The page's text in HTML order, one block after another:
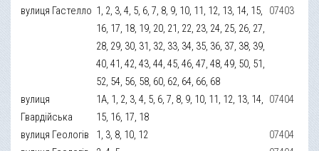
вулиця Гастелло 1, 2, 3, 4, 5, 6, 7, 8, 9, 10, 11, 12, 13, 14, 15,
16, 17, 18, 19, 20, 21, 22, 23, 24, 25, 26, 27,
28, 29, 30, 31, 32, 33, 34, 35, 36, 37, 38, 39,
40, 41, 42, 43, 44, 45, 46, 47, 48, 49, 50, 51,
52, 54, 56, 58, 60, 62, 64, 66, 68
07403
вулиця
Гвардійська
1А, 1, 2, 3, 4, 5, 6, 7, 8, 9, 10, 11, 12, 13, 14,
15, 16, 17, 18
07404
вулиця Геологів 1, 3, 8, 10, 12
07404